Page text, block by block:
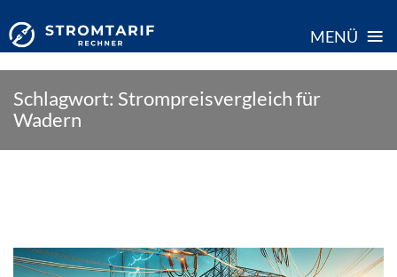
MENÜ ≡
content
Schlagwort: Strompreisvergleich für
Wadern